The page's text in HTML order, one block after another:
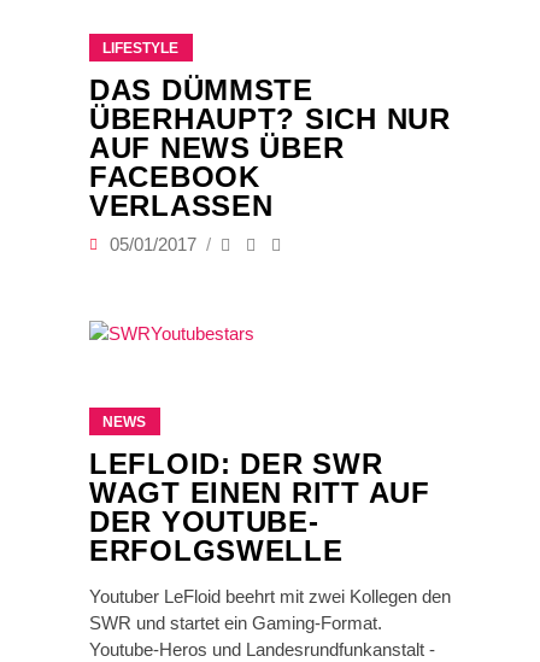
LIFESTYLE
DAS DÜMMSTE
ÜBERHAUPT? SICH NUR
AUF NEWS ÜBER
FACEBOOK
VERLASSEN
05/01/2017
NEWS
LEFLOID: DER SWR
WAGT EINEN RITT AUF
DER YOUTUBE-
ERFOLGSWELLE
Youtuber LeFloid beehrt mit zwei Kollegen den
SWR und startet ein Gaming-Format.
Youtube-Heros und Landesrundfunkanstalt -